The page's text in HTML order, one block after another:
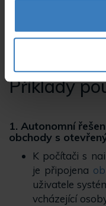
QR čtečka je
sepnutí
otevření dveří /
Příklady
1. Autonomní
obchody s
K počítači s
je připojena
uživatele
vcházející